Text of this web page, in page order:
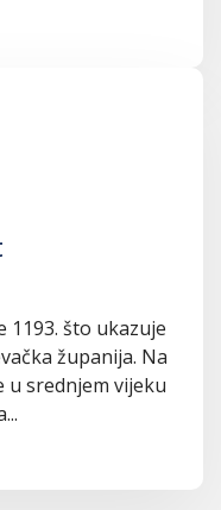
1193. što ukazuje
županija. Na
srednjem vijeku